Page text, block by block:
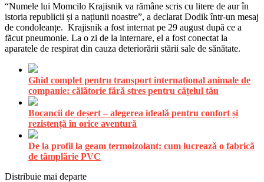
“Numele lui Momcilo Krajisnik va rămâne scris cu litere de aur în
istoria republicii și a națiunii noastre”, a declarat Dodik într-un mesaj
de condoleanțe. Krajisnik a fost internat pe 29 august după ce a
făcut pneumonie. La o zi de la internare, el a fost conectat la
aparatele de respirat din cauza deteriorării stării sale de sănătate.
Ghid complet pentru transport internațional animale de
companie: călătorie fără stres pentru cățelul tău
Bocancii de deșert – alegerea ideală pentru confort și
rezistență în orice aventură
De la profil la geam termoizolant: cum lucrează o fabrică
de tâmplărie PVC
Distribuie mai departe